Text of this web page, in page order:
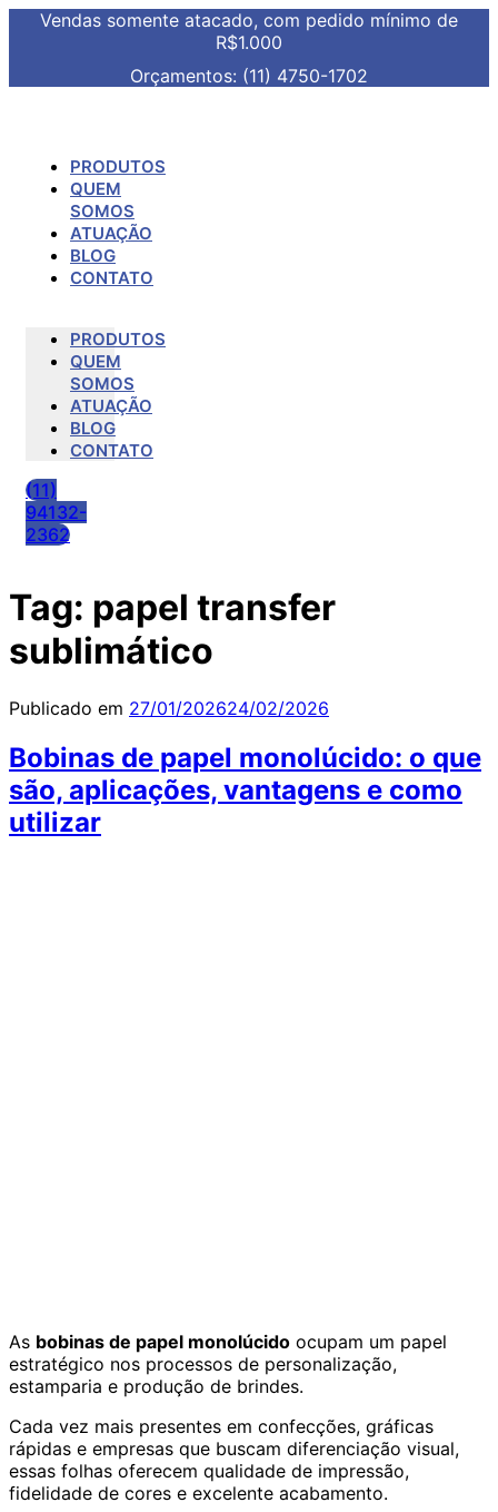
Vendas somente atacado, com pedido mínimo de
R$1.000
Orçamentos: (11) 4750-1702
PRODUTOS
QUEM
SOMOS
ATUAÇÃO
BLOG
CONTATO
PRODUTOS
QUEM
SOMOS
ATUAÇÃO
BLOG
CONTATO
(11)
94132-
2362
Tag: papel transfer
sublimático
Publicado em 27/01/202624/02/2026
Bobinas de papel monolúcido: o que
são, aplicações, vantagens e como
utilizar
As bobinas de papel monolúcido ocupam um papel
estratégico nos processos de personalização,
estamparia e produção de brindes.
Cada vez mais presentes em confecções, gráficas
rápidas e empresas que buscam diferenciação visual,
essas folhas oferecem qualidade de impressão,
fidelidade de cores e excelente acabamento.